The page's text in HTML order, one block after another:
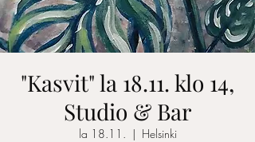
"Kasvit" la 18.11. klo 14,
Studio & Bar
la 18.11.
  |
Helsinki